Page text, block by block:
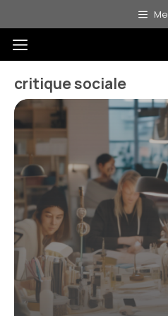
au
contenuMenu
critique sociale